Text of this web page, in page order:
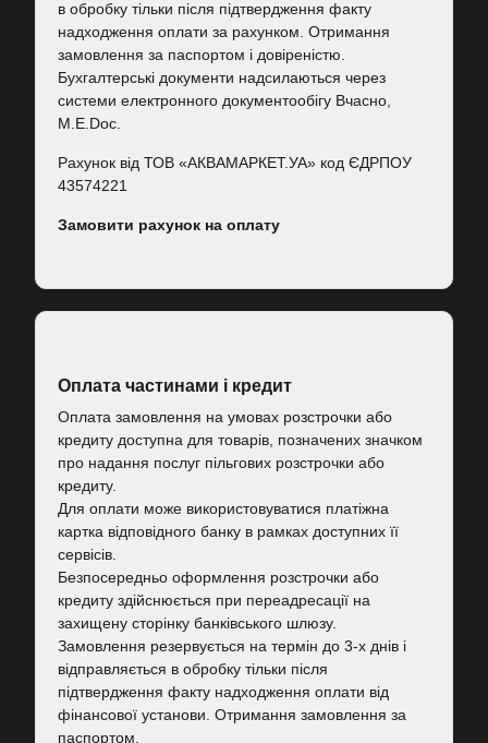
в обробку тільки після підтвердження факту
надходження оплати за рахунком. Отримання
замовлення за паспортом і довіреністю.
Бухгалтерські документи надсилаються через
системи електронного документообігу Вчасно,
M.E.Doc.
Рахунок від ТОВ «АКВАМАРКЕТ.УА» код ЄДРПОУ
43574221
Замовити рахунок на оплату
Оплата частинами і кредит
Оплата замовлення на умовах розстрочки або
кредиту доступна для товарів, позначених значком
про надання послуг пільгових розстрочки або
кредиту.
Для оплати може використовуватися платіжна
картка відповідного банку в рамках доступних її
сервісів.
Безпосередньо оформлення розстрочки або
кредиту здійснюється при переадресації на
захищену сторінку банківського шлюзу.
Замовлення резервується на термін до 3-х днів і
відправляється в обробку тільки після
підтвердження факту надходження оплати від
фінансової установи. Отримання замовлення за
паспортом.